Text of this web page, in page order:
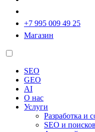
+7 995 009 49 25
Магазин
SEO
GEO
AI
О нас
Услуги
Разработка и
SEO и